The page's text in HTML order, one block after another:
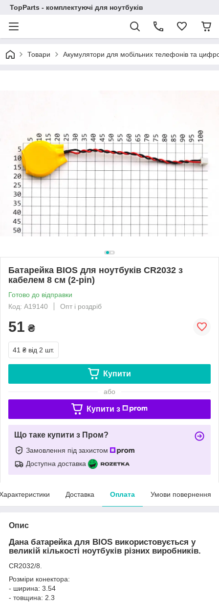
TopParts - комплектуючі для ноутбуків
Товари Акумулятори для мобільних телефонів та
Батарейка BIOS для ноутбуків CR2032 з
кабелем 8 см (2-pin)
Готово до відправки
Код: A19140
Опт і роздріб
51 ₴
41 ₴ від 2 шт.
Купити
або
Купити з
Що таке купити з Пром?
Замовлення під захистом
Доступна доставка
Доставка Оплата Умови повернення
Опис
Дана батарейка для BIOS використовується у
великій кількості ноутбуків різних виробників.
CR2032/8.
Розміри конектора:
- ширина: 3.54
- товщина: 2.3